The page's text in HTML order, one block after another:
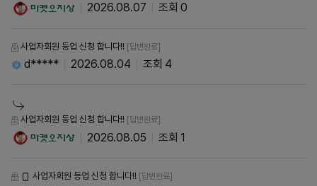
2026.08.07 0
사업자회원 등업 신청 합니다!! [답변완료]
d***** 2026.08.04 4
사업자회원 등업 신청 합니다!! [답변완료]
2026.08.05 1
사업자회원 등업 신청 합니다!! [답변완료]